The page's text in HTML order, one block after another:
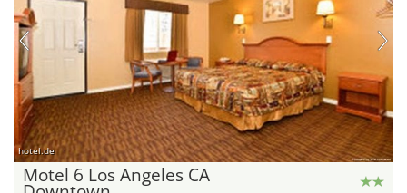
hotel.de
Motel 6 Los Angeles CA